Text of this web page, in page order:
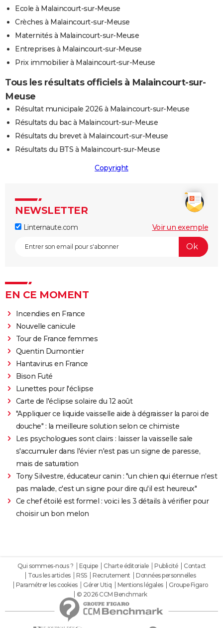
Ecole à Malaincourt-sur-Meuse
Crèches à Malaincourt-sur-Meuse
Maternités à Malaincourt-sur-Meuse
Entreprises à Malaincourt-sur-Meuse
Prix immobilier à Malaincourt-sur-Meuse
Tous les résultats officiels à Malaincourt-sur-
Meuse
Résultat municipale 2026 à Malaincourt-sur-Meuse
Résultats du bac à Malaincourt-sur-Meuse
Résultats du brevet à Malaincourt-sur-Meuse
Résultats du BTS à Malaincourt-sur-Meuse
Copyright
NEWSLETTER
Linternaute.com Voir un exemple
EN CE MOMENT
Incendies en France
Nouvelle canicule
Tour de France femmes
Quentin Dumontier
Hantavirus en France
Bison Futé
Lunettes pour l'éclipse
Carte de l'éclipse solaire du 12 août
"Appliquer ce liquide vaisselle aide à dégraisser la paroi de
douche" : la meilleure solution selon ce chimiste
Les psychologues sont clairs : laisser la vaisselle sale
s'accumuler dans l'évier n'est pas un signe de paresse,
mais de saturation
Tony Silvestre, éducateur canin : "un chien qui éternue n'est
pas malade, c'est un signe pour dire qu'il est heureux"
Ce chef étoilé est formel : voici les 3 détails à vérifier pour
choisir un bon melon
Qui sommes-nous ? Equipe Charte éditoriale Publicité
Contact
Tous les articles
RSS Recrutement
Données personnelles
Paramétrer les cookies
Gérer Utiq Mentions légales
Groupe Figaro
© 2026 CCM Benchmark